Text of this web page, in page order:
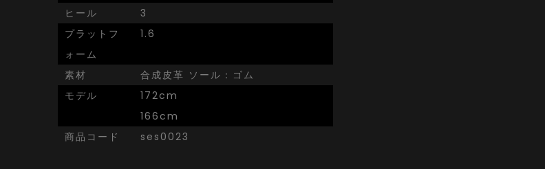
ヒール
3
プラットフ
ォーム
1.6
素材
合成皮革 ソール：ゴム
モデル
172cm
166cm
商品コード
ses0023